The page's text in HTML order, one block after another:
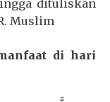
dituliskan
Muslim
di hari